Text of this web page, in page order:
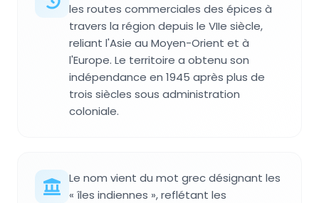
les routes commerciales des épices à
travers la région depuis le VIIe siècle,
reliant l'Asie au Moyen-Orient et à
l'Europe. Le territoire a obtenu son
indépendance en 1945 après plus de
trois siècles sous administration
coloniale.
Le nom vient du mot grec désignant les
« îles indiennes », reflétant les